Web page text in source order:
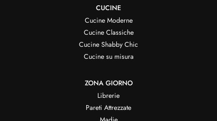
CUCINE
Cucine Moderne
Cucine Classiche
Cucine Shabby Chic
Cucine su misura
ZONA GIORNO
Librerie
Pareti Attrezzate